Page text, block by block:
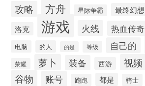
攻略
方舟 星际争霸 最终幻想
洛克 游戏 火线 热血传奇
电脑 的人 的是 等级 自己的
荣耀 萝卜 装备 西游 视频
谷物 账号 跑跑 都是 骑士